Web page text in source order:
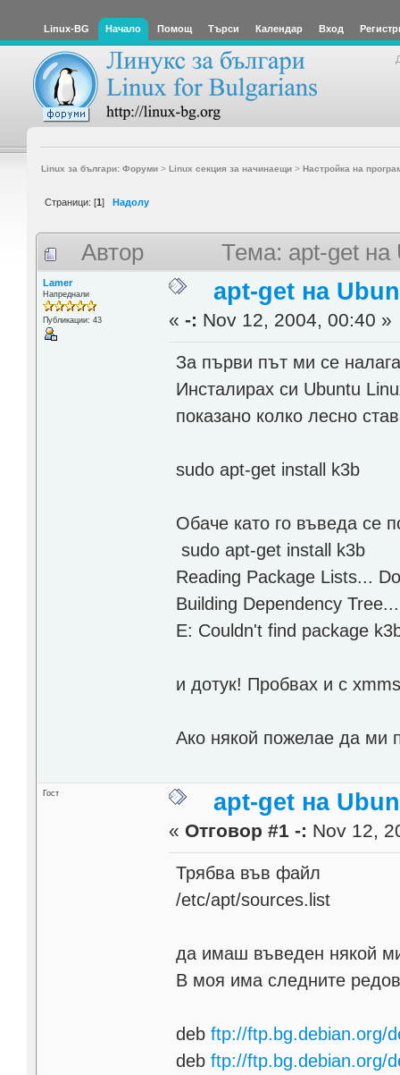
Linux-BG Начало Помощ Търси Календар Вход
Linux за българи: Форуми> Linux секция за начинаещи> Настройка на
Страници: [1] Надолу
Автор Тема: apt-get на
Lamer
Напреднали
Публикации: 43
apt-get на
«-: Nov 12, 2004, 00:40 »
За първи път ми се
Инсталирах си Ubuntu
показано колко лесно
sudo apt-get install k3b
Обаче като го въведа се
sudo apt-get install k3b
Reading Package Lists...
Building Dependency
E: Couldn't find package
и дотук! Пробвах и с
Ако някой пожелае да ми
Гост apt-get на
« Отговор #1 -: Nov 12,
Трябва във файл
/etc/apt/sources.list
да имаш въведен някой
В моя има следните
debftp://ftp.bg.debian.org/
debftp://ftp.bg.debian.org/